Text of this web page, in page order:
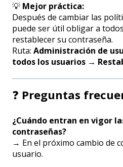
💡 Mejor práctica:
Después de cambiar las
puede ser útil obligar a
restablecer su contraseña.
Ruta: Administración de
todos los usuarios →
❓ Preguntas
¿Cuándo entran en vigor
contraseñas?
→ En el próximo cambio de
usuario.